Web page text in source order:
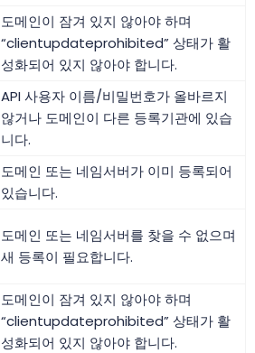
도메인이 잠겨 있지 않아야 하며
“clientupdateprohibited” 상태가 활
성화되어 있지 않아야 합니다.
API 사용자 이름/비밀번호가 올바르지
않거나 도메인이 다른 등록기관에 있습
니다.
도메인 또는 네임서버가 이미 등록되어
있습니다.
도메인 또는 네임서버를 찾을 수 없으며
새 등록이 필요합니다.
도메인이 잠겨 있지 않아야 하며
“clientupdateprohibited” 상태가 활
성화되어 있지 않아야 합니다.